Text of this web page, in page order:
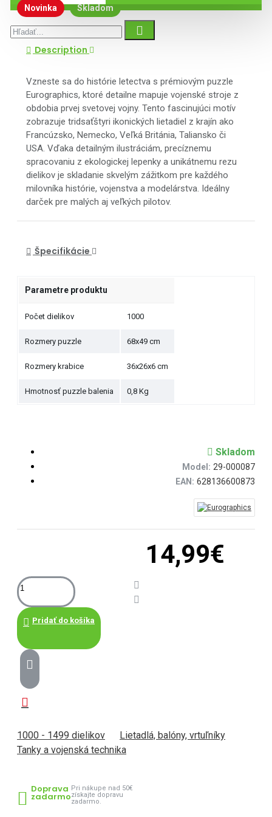
Novinka Skladom
Description
Vzneste sa do histórie letectva s prémiovým puzzle
Eurographics, ktoré detailne mapuje vojenské stroje z
obdobia prvej svetovej vojny. Tento fascinujúci motív
zobrazuje tridsaťštyri ikonických lietadiel z krajín ako
Francúzsko, Nemecko, Veľká Británia, Taliansko či
USA. Vďaka detailným ilustráciám, precíznemu
spracovaniu z ekologickej lepenky a unikátnemu rezu
dielikov je skladanie skvelým zážitkom pre každého
milovníka histórie, vojenstva a modelárstva. Ideálny
darček pre malých aj veľkých pilotov.
Špecifikácie
Parametre produktu
Počet dielikov 1000
Rozmery puzzle 68x49 cm
Rozmery krabice 36x26x6 cm
Hmotnosť puzzle balenia 0,8 Kg
14,99€
Skladom
Model: 29-000087
EAN: 628136600873
Pridať do košíka
1000 - 1499 dielikov
Lietadlá, balóny, vrtuľníky
Tanky a vojenská technika
Doprava
zadarmo
Pri nákupe nad 50€
získajte dopravu
zadarmo.